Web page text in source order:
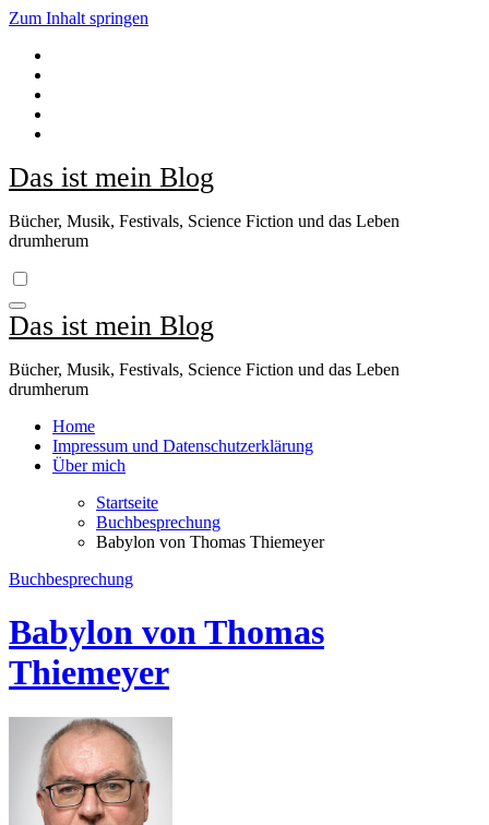
Zum Inhalt springen
Das ist mein Blog
Bücher, Musik, Festivals, Science Fiction und das Leben
drumherum
Das ist mein Blog
Bücher, Musik, Festivals, Science Fiction und das Leben
drumherum
Home
Impressum und Datenschutzerklärung
Über mich
Startseite
Buchbesprechung
Babylon von Thomas Thiemeyer
Buchbesprechung
Babylon von Thomas
Thiemeyer